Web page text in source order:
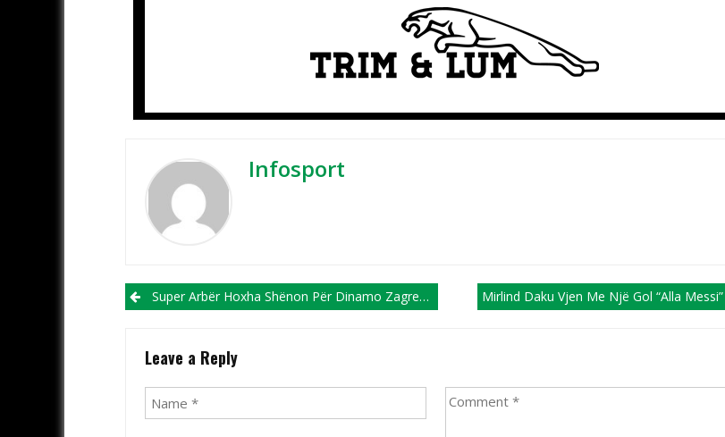
Infosport
Post navigation
Super Arbër Hoxha Shënon Për Dinamo Zagrebin Mirlind Daku Vjen Me Një Gol “alla Messi” Në Rusi
Leave a Reply